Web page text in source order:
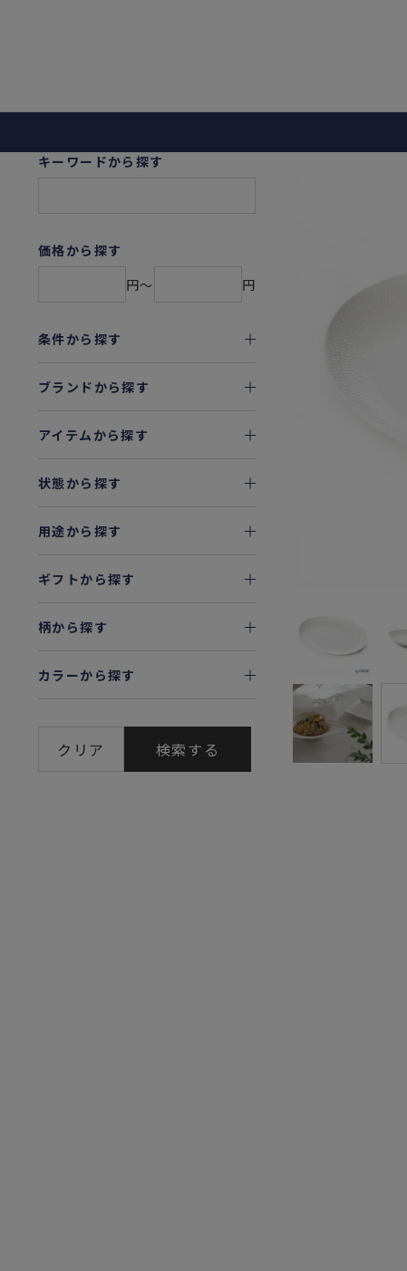
キーワードから探す
価格から探す
円〜
円
条件から探す
ブランドから探す
アイテムから探す
状態から探す
用途から探す
ギフトから探す
柄から探す
カラーから探す
クリア 検索する